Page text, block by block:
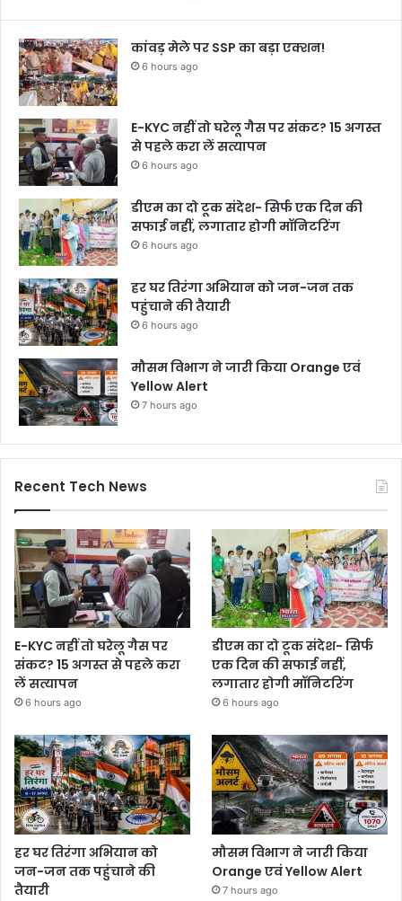
कांवड़ मेले पर SSP का बड़ा एक्शन!
6 hours ago
E-KYC नहीं तो घरेलू गैस पर संकट? 15 अगस्त
से पहले करा लें सत्यापन
6 hours ago
डीएम का दो टूक संदेश- सिर्फ एक दिन की
सफाई नहीं, लगातार होगी मॉनिटरिंग
6 hours ago
हर घर तिरंगा अभियान को जन-जन तक
पहुंचाने की तैयारी
6 hours ago
मौसम विभाग ने जारी किया Orange एवं
Yellow Alert
7 hours ago
Recent Tech News
E-KYC नहीं तो घरेलू गैस पर
संकट? 15 अगस्त से पहले करा
लें सत्यापन
6 hours ago
डीएम का दो टूक संदेश- सिर्फ
एक दिन की सफाई नहीं,
लगातार होगी मॉनिटरिंग
6 hours ago
हर घर तिरंगा अभियान को
जन-जन तक पहुंचाने की
तैयारी
मौसम विभाग ने जारी किया
Orange एवं Yellow Alert
7 hours ago